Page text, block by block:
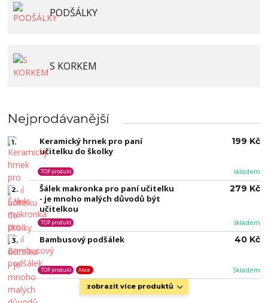
PODŠÁLKY
S KORKEM
Nejprodávanější
1.
Keramický hrnek pro paní
učitelku do školky
skladem
TOP produkt
199 Kč
2.
Šálek makronka pro paní učitelku
- je mnoho malých důvodů být
učitelkou
skladem
TOP produkt
279 Kč
3. Bambusový podšálek
Skladem
TOP produkt Akce
40 Kč
zobrazit více produktů